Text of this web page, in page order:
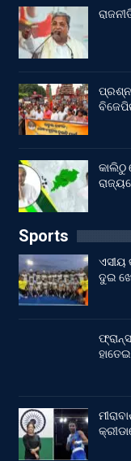
କାଲିଠୁ
Sports
ଏସୀୟ
ଦୁଇ